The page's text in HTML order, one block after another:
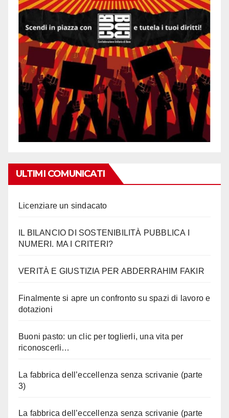
ULTIMI COMUNICATI
Licenziare un sindacato
IL BILANCIO DI SOSTENIBILITÀ PUBBLICA I
NUMERI. MA I CRITERI?
VERITÀ E GIUSTIZIA PER ABDERRAHIM FAKIR
Finalmente si apre un confronto su spazi di lavoro e
dotazioni
Buoni pasto: un clic per toglierli, una vita per
riconoscerli…
La fabbrica dell’eccellenza senza scrivanie (parte
3)
La fabbrica dell’eccellenza senza scrivanie (parte